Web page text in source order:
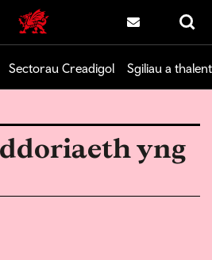
Cymru Greadigol homeCysylltwch â niChwilio
Sectorau Creadigol Sgiliau a thalent
yng